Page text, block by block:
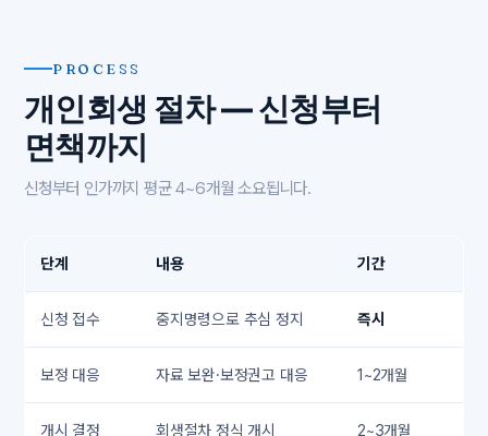
PROCESS
개인회생 절차 — 신청부터
면책까지
신청부터 인가까지 평균 4~6개월 소요됩니다.
단계 내용 기간
신청 접수 중지명령으로 추심 정지 즉시
보정 대응 자료 보완·보정권고 대응 1~2개월
개시 결정 회생절차 정식 개시 2~3개월